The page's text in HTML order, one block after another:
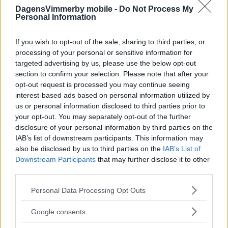
DagensVimmerby mobile - Do Not Process My
Personal Information
If you wish to opt-out of the sale, sharing to third parties, or
processing of your personal or sensitive information for
targeted advertising by us, please use the below opt-out
section to confirm your selection. Please note that after your
opt-out request is processed you may continue seeing
interest-based ads based on personal information utilized by
us or personal information disclosed to third parties prior to
your opt-out. You may separately opt-out of the further
disclosure of your personal information by third parties on the
IAB’s list of downstream participants. This information may
also be disclosed by us to third parties on the IAB’s List of
Downstream Participants that may further disclose it to other
Please note that this website/app uses one or more Google
not limited to your visit or usage behaviour. You may click to
Personal Data Processing Opt Outs
Google consents
DEBATT: Politikerna måste ta ansvar för
krisen i socialtjänsten
DEBATT 27 september 2016 12.00
Vision firade fem år inne på ALV
05 september 2016 05.30